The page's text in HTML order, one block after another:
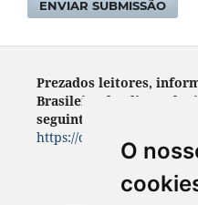
O
ENVIAR SUBMISSÃO
Prezados leitores,
Brasileira de
seguinte endereço:
https://ojs.ufgd.edu.br/